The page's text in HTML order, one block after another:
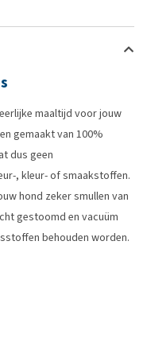
maaltijd voor jouw
gemaakt van 100%
dus geen
, kleur- of smaakstoffen.
hond zeker smullen van
gestoomd en vacuüm
behouden worden.